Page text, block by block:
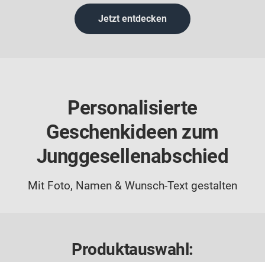
Jetzt entdecken
Personalisierte
Geschenkideen zum
Junggesellenabschied
Mit Foto, Namen & Wunsch-Text gestalten
Produktauswahl: